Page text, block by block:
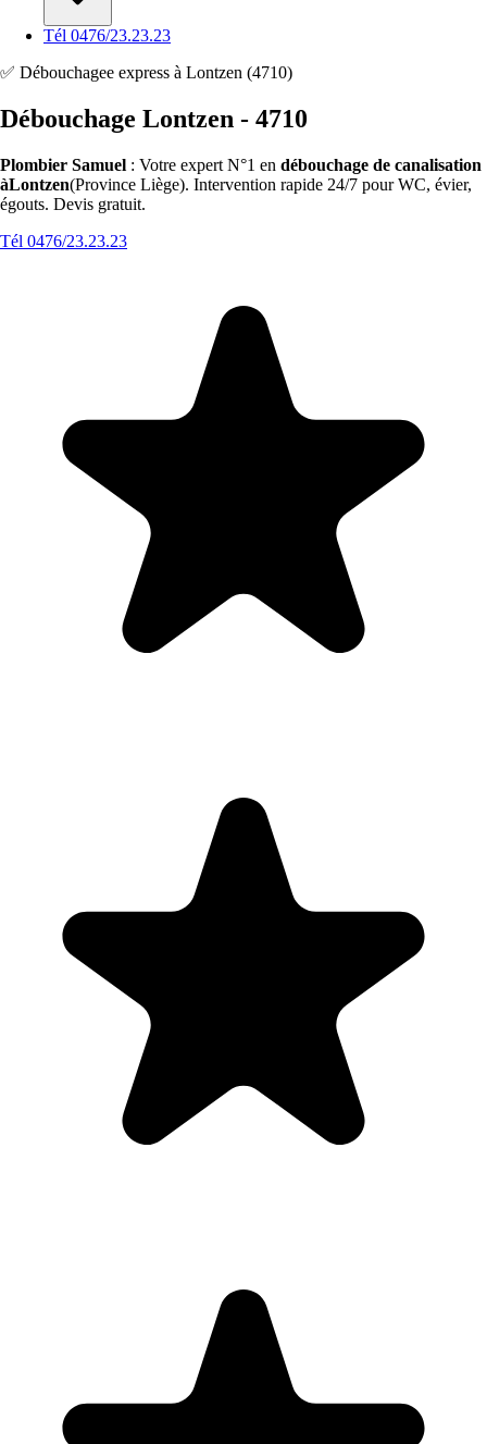
Tél 0476/23.23.23
✅ Débouchagee express à Lontzen (4710)
Débouchage Lontzen - 4710
Plombier Samuel : Votre expert N°1 en débouchage de canalisation
àLontzen(Province Liège). Intervention rapide 24/7 pour WC, évier,
égouts. Devis gratuit.
Tél 0476/23.23.23